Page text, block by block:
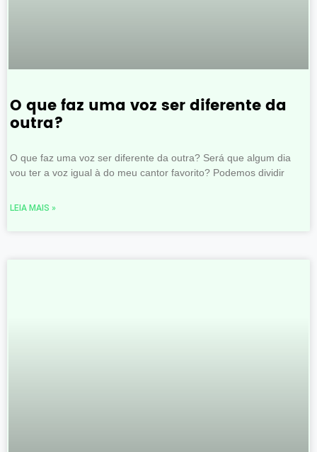
O que faz uma voz ser diferente da
outra?
O que faz uma voz ser diferente da outra? Será que algum dia
vou ter a voz igual à do meu cantor favorito? Podemos dividir
LEIA MAIS »